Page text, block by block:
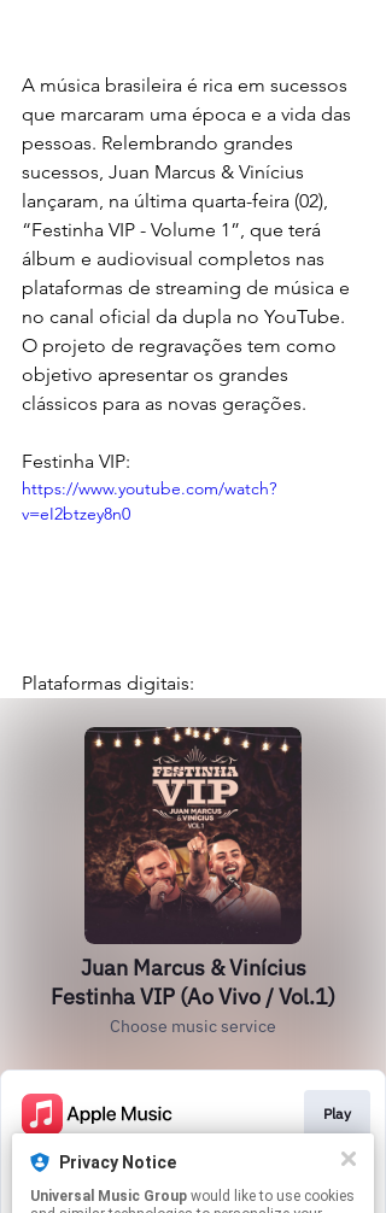
A música brasileira é rica em sucessos
que marcaram uma época e a vida das
pessoas. Relembrando grandes
sucessos, Juan Marcus & Vinícius
lançaram, na última quarta-feira (02),
“Festinha VIP - Volume 1”, que terá
álbum e audiovisual completos nas
plataformas de streaming de música e
no canal oficial da dupla no YouTube.
O projeto de regravações tem como
objetivo apresentar os grandes
clássicos para as novas gerações.
Festinha VIP:
https://www.youtube.com/watch?
v=eI2btzey8n0
Plataformas digitais: